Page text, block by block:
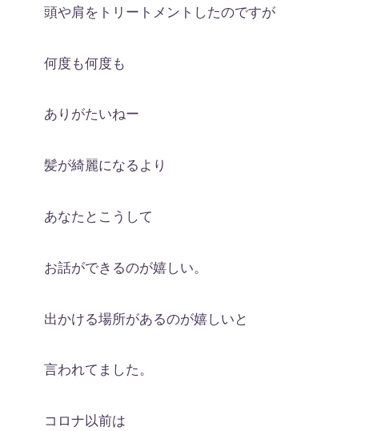
頭や肩をトリートメントしたのですが
何度も何度も
ありがたいねー
髪が綺麗になるより
あなたとこうして
お話ができるのが嬉しい。
出かける場所があるのが嬉しいと
言われてました。
コロナ以前は